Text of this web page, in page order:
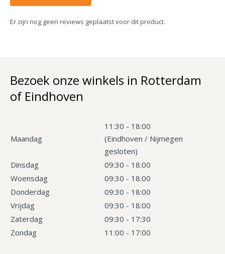
Er zijn nog geen reviews geplaatst voor dit product.
Bezoek onze winkels in Rotterdam
of Eindhoven
Maandag
11:30 - 18:00
(Eindhoven / Nijmegen
gesloten)
Dinsdag
09:30 - 18:00
Woensdag
09:30 - 18:00
Donderdag
09:30 - 18:00
Vrijdag
09:30 - 18:00
Zaterdag
09:30 - 17:30
Zondag
11:00 - 17:00